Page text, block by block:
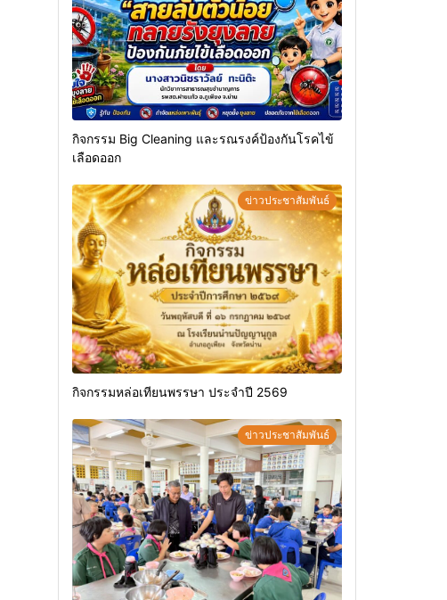
กิจกรรม Big Cleaning และรณรงค์ป้องกันโรคไข้
เลือดออก
ข่าวประชาสัมพันธ์
กิจกรรมหล่อเทียนพรรษา ประจำปี 2569
ข่าวประชาสัมพันธ์